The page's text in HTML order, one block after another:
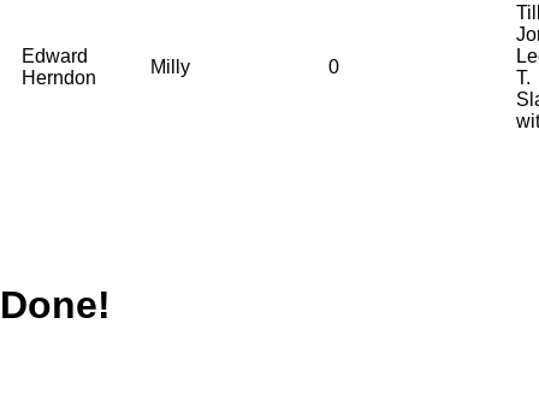
Edward
Herndon
Milly 0
T.
Done!